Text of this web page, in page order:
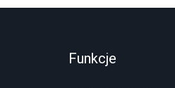
Funkcje